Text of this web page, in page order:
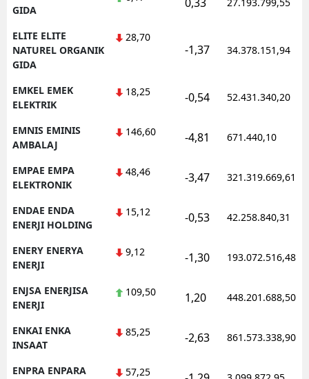
GIDA
ELITE ELITE
NATUREL ORGANIK
GIDA
28,70
-1,37 34.378.151,94
EMKEL EMEK
ELEKTRIK
18,25 -0,54 52.431.340,20
EMNIS EMINIS
AMBALAJ
146,60 -4,81 671.440,10
EMPAE EMPA
ELEKTRONIK
48,46 -3,47 321.319.669,61
ENDAE ENDA
ENERJI HOLDING
15,12 -0,53 42.258.840,31
ENERY ENERYA
ENERJI
9,12 -1,30 193.072.516,48
ENJSA ENERJISA
ENERJI
109,50 1,20 448.201.688,50
ENKAI ENKA
INSAAT
85,25 -2,63 861.573.338,90
ENPRA ENPARA
57,25